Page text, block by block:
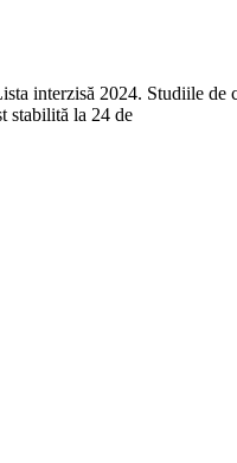
interzisă 2024. Studiile de
stabilită la 24 de